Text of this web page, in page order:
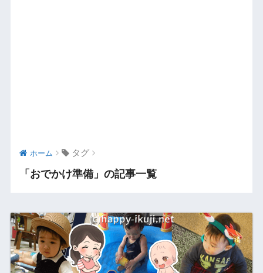
ホーム タグ
「おでかけ準備」の記事一覧